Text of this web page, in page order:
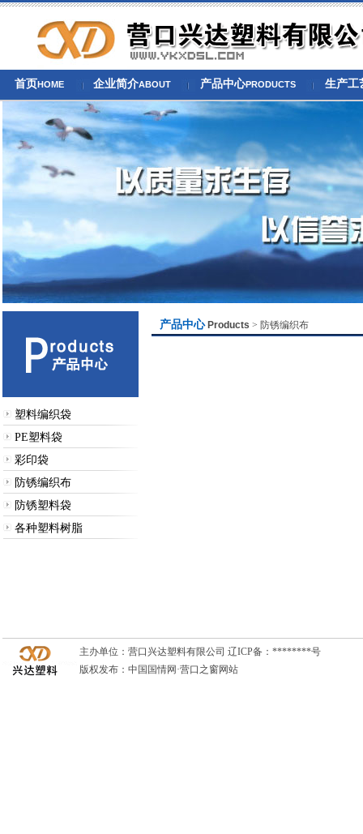
首页HOME 企业简介ABOUT 产品中心PRODUCTS 生产工
塑料编织袋
PE塑料袋
彩印袋
防锈编织布
防锈塑料袋
各种塑料树脂
产品中心 Products > 防锈编织布
主办单位： 营口兴达塑料有限公司 辽ICP备：********号
版权发布：中国国情网·营口之窗网站